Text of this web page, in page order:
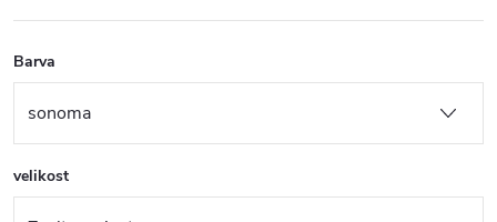
Barva
velikost